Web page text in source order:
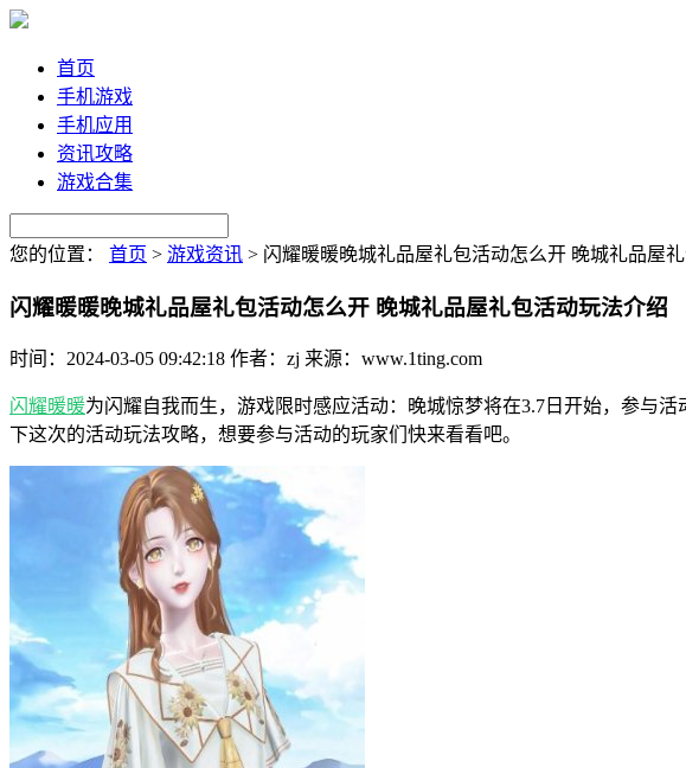
首页
手机游戏
手机应用
资讯攻略
游戏合集
您的位置： 首页 > 游戏资讯 > 闪耀暖暖晚城礼品屋礼包活动怎么开 晚城礼品屋
闪耀暖暖晚城礼品屋礼包活动怎么开 晚城礼品屋礼包活动玩法介绍
时间：2024-03-05 09:42:18 作者：zj 来源：www.1ting.com
闪耀暖暖为闪耀自我而生，游戏限时感应活动：晚城惊梦将在3.7日开始，参与
下这次的活动玩法攻略，想要参与活动的玩家们快来看看吧。